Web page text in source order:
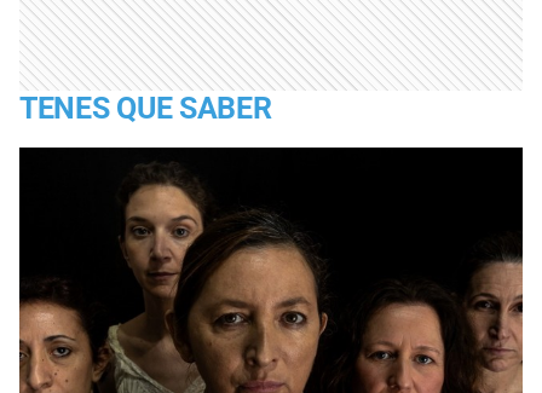
TENES QUE SABER